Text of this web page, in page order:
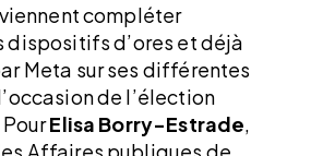
compléter
dispositifs d’ores et déjà
Meta sur ses différentes
de l’élection
Elisa Borry-Estrade,
Affaires publiques de